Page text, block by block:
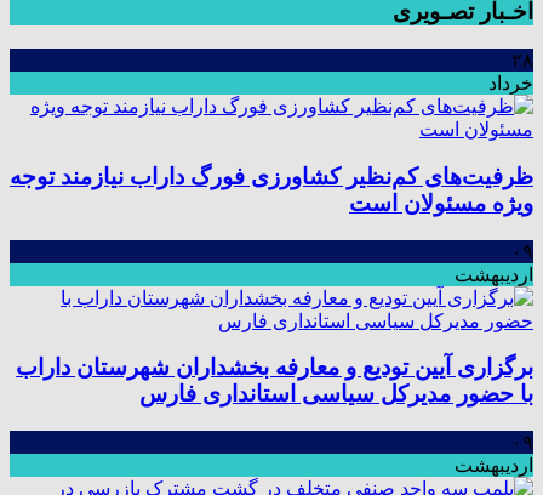
اخـبار تصـویری
۲۸
خرداد
ظرفیت‌های کم‌نظیر کشاورزی فورگ داراب نیازمند توجه
ویژه مسئولان است
۰۹
اردیبهشت
برگزاری آیین تودیع و معارفه بخشداران شهرستان داراب
با حضور مدیرکل سیاسی استانداری فارس
۰۹
اردیبهشت